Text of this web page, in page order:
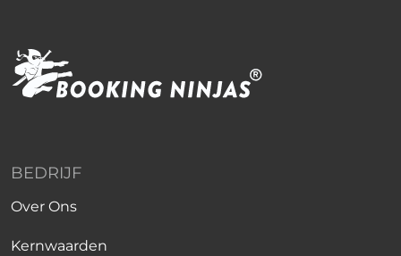
BEDRIJF
Over Ons
Kernwaarden